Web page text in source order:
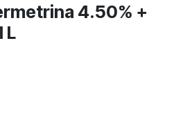
4.50% +
L